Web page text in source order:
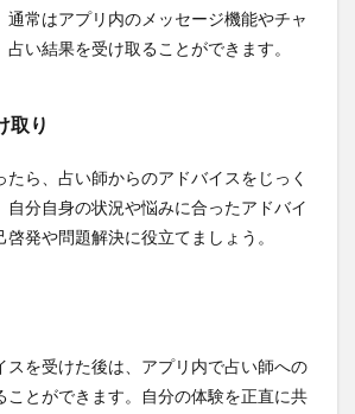
通常はアプリ内のメッセージ機能やチャ
い結果を受け取ることができます。
取り
ら、占い師からのアドバイスをじっく
自分自身の状況や悩みに合ったアドバイ
発や問題解決に役立てましょう。
スを受けた後は、アプリ内で占い師への
ことができます。自分の体験を正直に共